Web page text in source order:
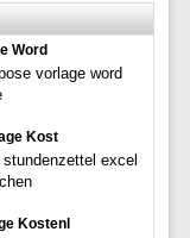
Word
vorlage word
Kost
excel
Kostenl